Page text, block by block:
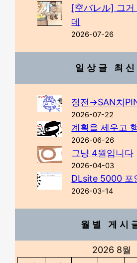
[空バレル] 그거
데
2026-07-26
일상글 최신
정전→SAN치
2026-07-22
계획을 세우고
2026-06-26
그냥 4월입니다
2026-04-03
DLsite 5000 포
2026-03-14
월별 게시
2026 8월